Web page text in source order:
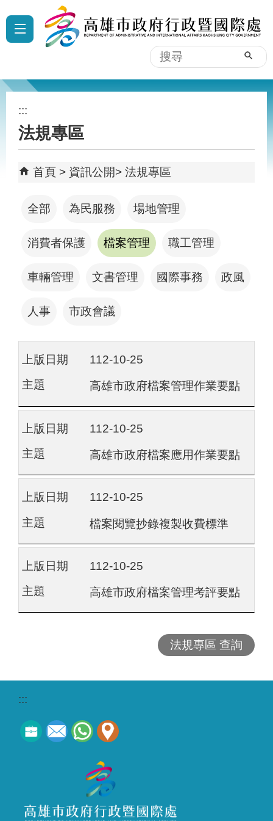
跳到主要內容區塊
搜
尋
:::
法規專區
首頁 資訊公開 法規專區
全部 為民服務 場地管理
消費者保護 檔案管理 職工管理
車輛管理 文書管理 國際事務 政風
人事 市政會議
112-10-25
高雄市政府檔案管理作業要點
112-10-25
高雄市政府檔案應用作業要點
112-10-25
檔案閱覽抄錄複製收費標準
112-10-25
高雄市政府檔案管理考評要點
法規專區 查詢
:::